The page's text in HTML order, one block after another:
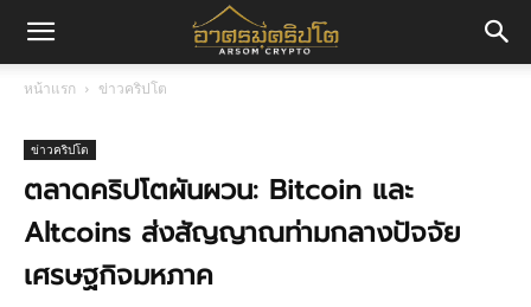
มค
หน้าแรก ข่าวคริปโต
ข่าวคริปโต
ตลาดคริปโตผันผวน: Bitcoin และ
Altcoins ส่งสัญญาณท่ามกลางปัจจัย
เศรษฐกิจมหภาค